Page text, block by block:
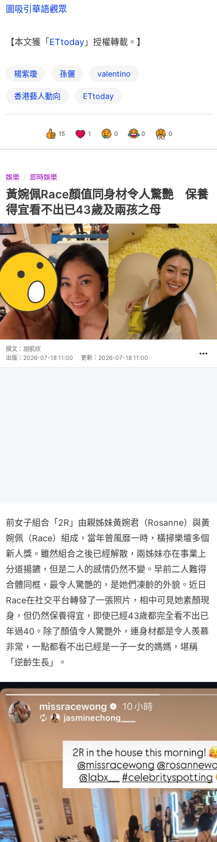
圖吸引華語觀眾
【本文獲「 ETtoday 」授權轉載。】
楊紫瓊 孫儷 valentino
香港藝人動向 ETtoday
15 1 0 0 0
娛樂 即時娛樂
黃婉佩Race顏值同身材令人驚艷 保養
得宜看不出已43歲及兩孩之母
撰文： 胡凱欣
出版： 2026-07-18 11:00 更新： 2026-07-18 11:00
前女子組合「2R」由親姊妹黃婉君（Rosanne）與黃
婉佩（Race）組成，當年曾風靡一時，橫掃樂壇多個
新人獎。雖然組合之後已經解散，兩姊妹亦在事業上
分道揚鑣，但是二人的感情仍然不變。早前二人難得
合體同框，最令人驚艷的，是她們凍齡的外貌。近日
Race在社交平台轉發了一張照片，相中可見她素顏現
身，但仍然保養得宜，即使已經43歲都完全看不出已
年過40。除了顏值令人驚艷外，連身材都是令人羨慕
非常，一點都看不出已經是一子一女的媽媽，堪稱
「逆齡生長」。